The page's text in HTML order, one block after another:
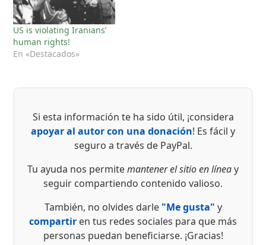
US is violating Iranians’
human rights!
En «Destacados»
Si esta información te ha sido útil, ¡considera
apoyar al autor con una donación! Es fácil y
seguro a través de PayPal.
Tu ayuda nos permitemantener el sitio en líneay
seguir compartiendo contenido valioso.
También, no olvides darle "Me gusta" y
compartir en tus redes sociales para que más
personas puedan beneficiarse. ¡Gracias!